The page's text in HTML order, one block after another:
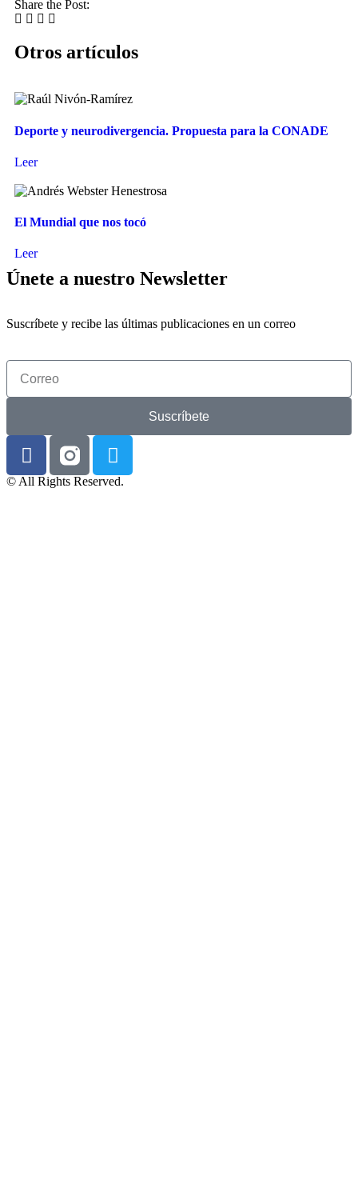
Share the Post:
Otros artículos
Deporte y neurodivergencia. Propuesta para la CONADE
Leer
El Mundial que nos tocó
Leer
Únete a nuestro Newsletter
Suscríbete y recibe las últimas publicaciones en un correo
Suscríbete
© All Rights Reserved.